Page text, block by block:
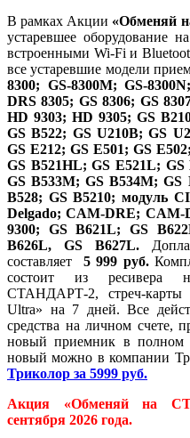
В рамках Акции «Обменяй
устаревшее оборудование
встроенными Wi-Fi и
все устаревшие модели
8300; GS-8300M; GS-
DRS 8305; GS 8306; GS
HD 9303; HD 9305; GS
GS B522; GS U210B; GS
GS E212; GS E501; GS
GS B521HL; GS E521L;
GS B533M; GS B534M; GS
B528; GS B5210; модуль
Delgado; CAM-DRE; CAM-
9300; GS B621L; GS
B626L, GS B627L.
составляет
5 999 руб.
состоит из ресивера
СТАНДАРТ-2, стреч-
Ultra» на 7 дней. Все
средства на личном счете,
новый приемник в полном
новый можно в компании
Триколор за 5999 руб.
Акция «Обменяй на
сентября 2026 года.